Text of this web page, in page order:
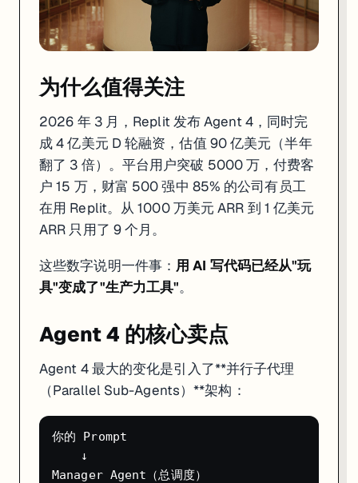
Manager Agent（总调度）
    ├── Editor Agent 1 → 写前端代码
    ├── Editor Agent 2 → 写后端 API
另一个亮点是 Design Canvas——一个无限画布，你可以在上面画草图
和竞品怎么选
维度 Replit Agent
Cursor
云端 AI 自主编程平台
需要装环境吗
不需要
AI 自主程度
很高（200 分钟自主运行）
中等（需要你确认
支持语言
50+ 语言（Python/Java/Go…）
自带数据库
PostgreSQL 内置
价格（入门付费） Core $25/月
我的选择建议 ：
零代码基础、想让 AI 全自动搞定 →Replit Agent
只做 Web 应用、想要框架自由度 →Bolt.new（支持 Vue/
不懂代码、只要最好看的 UI →
谁适合用 Replit Agent
为什么值得关注
2026 年 3 月，Replit 发布 Agent 4，同时完
成 4 亿美元 D 轮融资，估值 90 亿美元（半年
翻了 3 倍）。平台用户突破 5000 万，付费客
户 15 万，财富 500 强中 85% 的公司有员工
在用 Replit。从 1000 万美元 ARR 到 1 亿美元
ARR 只用了 9 个月。
这些数字说明一件事： 用 AI 写代码已经从"玩
具"变成了"生产力工具"。
Agent 4 的核心卖点
Agent 4 最大的变化是引入了**并行子代理
（Parallel Sub-Agents）**架构：
你的 Prompt
    ↓
Manager Agent（总调度）